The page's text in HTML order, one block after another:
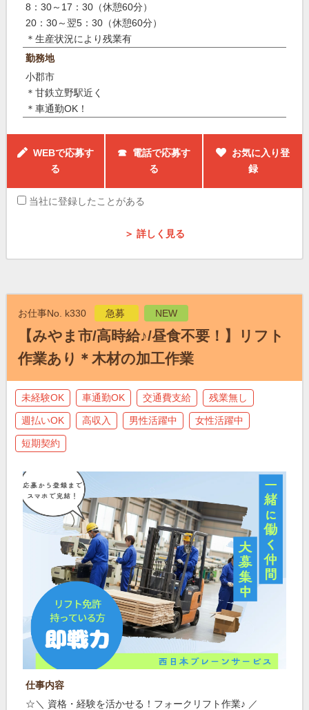
8：30～17：30（休憩60分）
20：30～翌5：30（休憩60分）
＊生産状況により残業有
勤務地
小郡市
＊甘鉄立野駅近く
＊車通勤OK！
WEBで応募す
る
☎ 電話で応募す
る
お気に入り登
録
当社に登録したことがある
＞ 詳しく見る
お仕事No. k330 急募 NEW
【みやま市/高時給♪/昼食不要！】リフト
作業あり＊木材の加工作業
未経験OK 車通勤OK 交通費支給 残業無し
週払いOK 高収入 男性活躍中 女性活躍中
短期契約
仕事内容
☆＼ 資格・経験を活かせる！フォークリフト作業♪ ／